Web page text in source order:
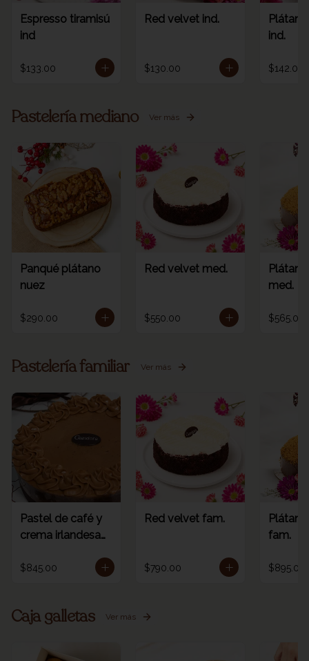
Espresso tiramisú
ind
$133.00
Red velvet ind.
$130.00
ind.
$142.00
Pastelería mediano Ver más
Panqué plátano
nuez
$290.00
Red velvet med.
$550.00
med.
$565.00
Pastelería familiar Ver más
Pastel de café y
crema irlandesa
$845.00
Red velvet fam.
$790.00
fam.
$895.00
Caja galletas Ver más